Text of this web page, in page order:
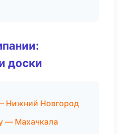
доски
Нижний Новгород
— Махачкала